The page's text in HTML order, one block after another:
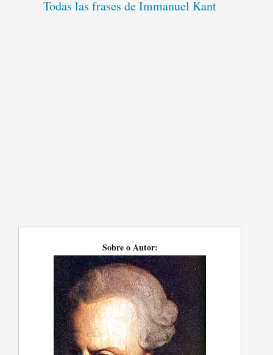
Todas las frases de Immanuel Kant
Sobre o Autor: